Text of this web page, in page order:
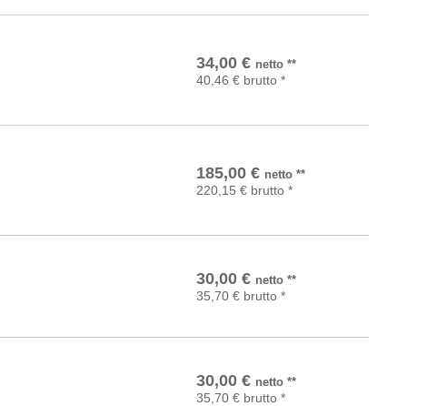
34,00 € netto**
40,46 € brutto *
In den Warenkorb
185,00 € netto**
220,15 € brutto *
In den Warenkorb
30,00 € netto**
35,70 € brutto *
In den Warenkorb
30,00 € netto**
35,70 € brutto *
In den Warenkorb